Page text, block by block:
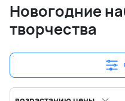
Новогодние
творчества